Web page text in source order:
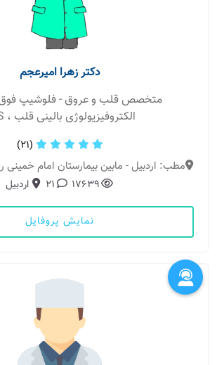
دکتر زهرا امیرعجم
متخصص قلب و عروق - فلوشیپ
الکتروفیزیولوژی بالینی قلب ، EPS
(21)
مطب: اردبیل - مابین بیمارستان امام
17639
21 اردبیل
نمایش پروفایل